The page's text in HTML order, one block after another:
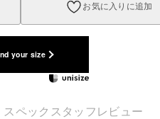
お気に入りに追加
your size
スペック スタッフレビュー